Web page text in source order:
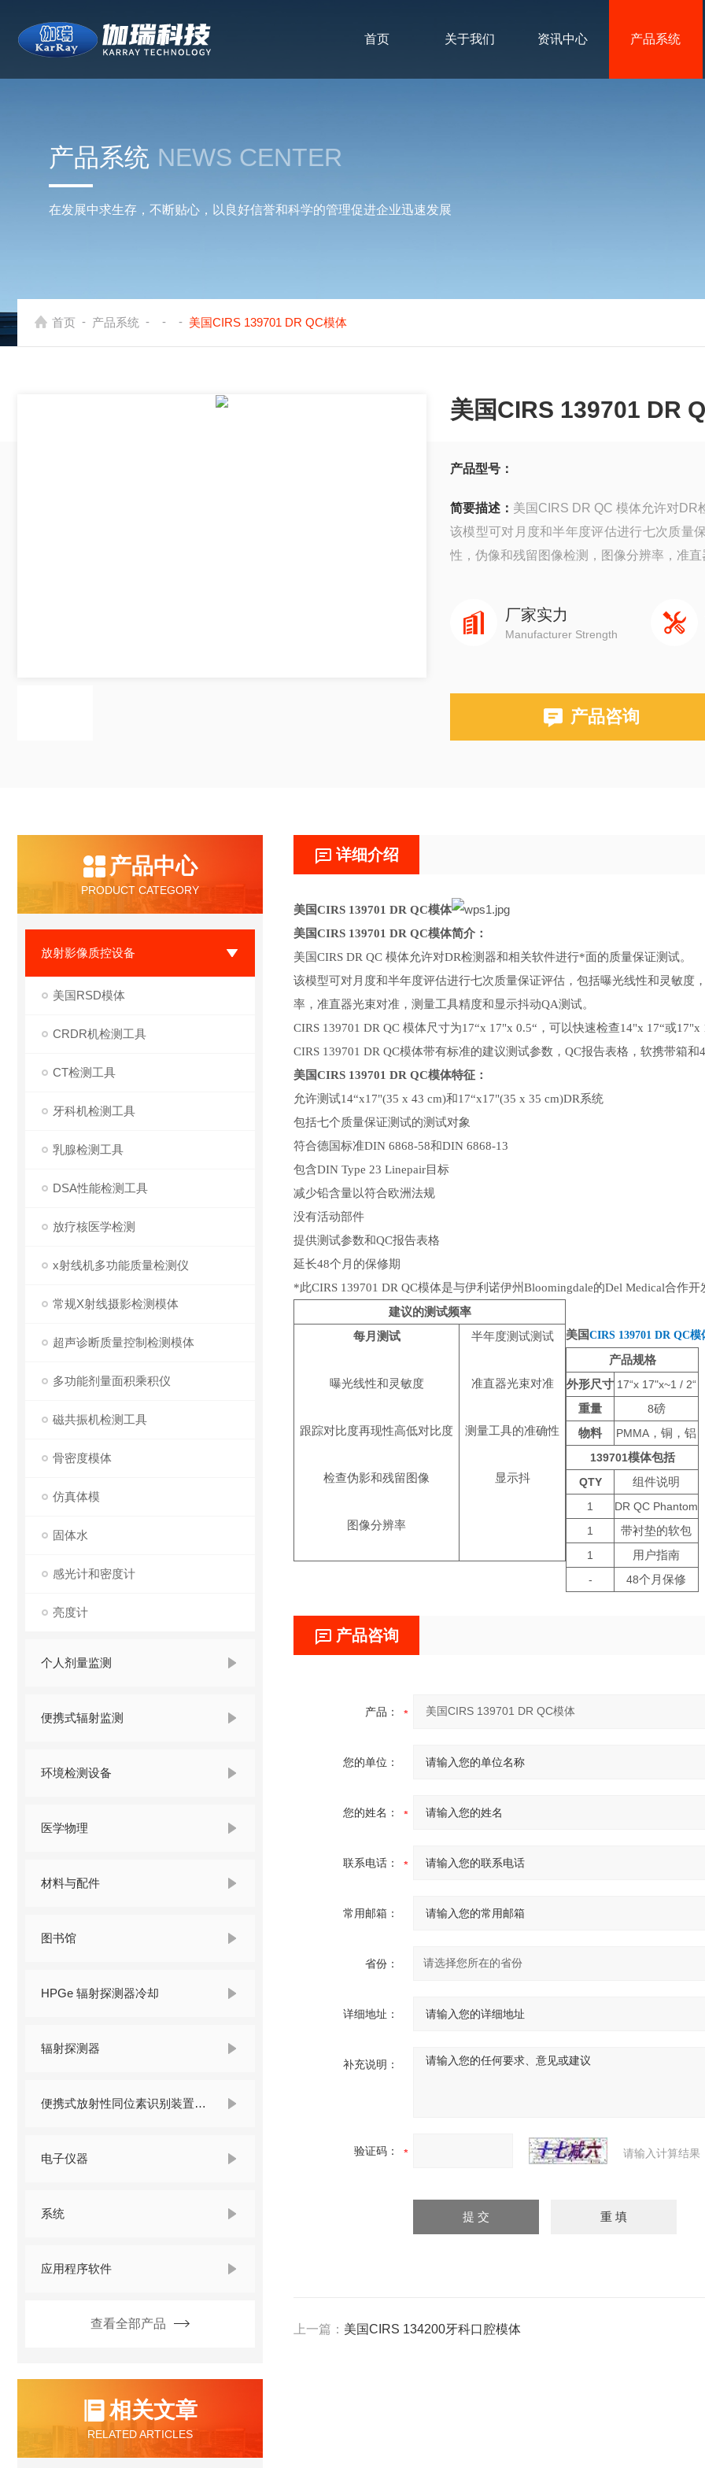
首页 关于我们 资讯中心 产品系统
产品系统 NEWS CENTER
在发展中求生存，不断贴心，以良好信誉和科学的管理促进企业迅速发展
首页 - 产品系统 - - - 美国CIRS 139701 DR QC模体
美国CIRS 139701 DR
产品型号：
简要描述： 美国CIRS DR QC 模体允许对DR
该模型可对月度和半年度评估进行七次质量
性，伪像和残留图像检测，图像分辨率，准
厂家实力
Manufacturer Strength
产品咨询
产品中心
PRODUCT CATEGORY
放射影像质控设备
美国RSD模体
CRDR机检测工具
CT检测工具
牙科机检测工具
乳腺检测工具
DSA性能检测工具
放疗核医学检测
x射线机多功能质量检测仪
常规X射线摄影检测模体
超声诊断质量控制检测模体
多功能剂量面积乘积仪
磁共振机检测工具
骨密度模体
仿真体模
固体水
感光计和密度计
亮度计
个人剂量监测
便携式辐射监测
环境检测设备
医学物理
材料与配件
图书馆
HPGe 辐射探测器冷却
辐射探测器
便携式放射性同位素识别装置 （RIID）
电子仪器
系统
应用程序软件
查看全部产品
相关文章
RELATED ARTICLES
详细介绍
美国CIRS 139701 DR QC模体
美国CIRS 139701 DR QC模体简介：
美国CIRS DR QC 模体允许对DR检测器和相关软件进行*面的质量保证测试。
该模型可对月度和半年度评估进行七次质量保证评估，包括曝光线性和灵敏度
率，准直器光束对准，测量工具精度和显示抖动QA测试。
CIRS 139701 DR QC 模体尺寸为17“x 17"x 0.5“，可以快速检查14"x 17“或
CIRS 139701 DR QC模体带有标准的建议测试参数，QC报告表格，软携带箱和
美国CIRS 139701 DR QC模体特征：
允许测试14“x17"(35 x 43 cm)和17“x17"(35 x 35 cm)DR系统
包括七个质量保证测试的测试对象
符合德国标准DIN 6868-58和DIN 6868-13
包含DIN Type 23 Linepair目标
减少铅含量以符合欧洲法规
没有活动部件
提供测试参数和QC报告表格
延长48个月的保修期
*此CIRS 139701 DR QC模体是与伊利诺伊州Bloomingdale的Del Medical合作开
建议的测试频率
每月测试
半年度测试测试
曝光线性和灵敏度 准直器光束对准
跟踪对比度再现性高低对比度 测量工具的准确性
检查伪影和残留图像 显示抖
图像分辨率
美国CIRS 139701 DR QC模
产品规格
外形尺寸 17“x 17"x~1 / 2“
重量
8磅
物料
PMMA ，铜，铝
139701模体包括
QTY
组件说明
1
DR QC Phantom
1
带衬垫的软包
1
用户指南
-
48个月保修
产品咨询
产品：
您的单位：
您的姓名：
联系电话：
常用邮箱：
省份：
详细地址：
补充说明：
验证码： 请输入计算结果
上一篇： 美国CIRS 134200牙科口腔模体